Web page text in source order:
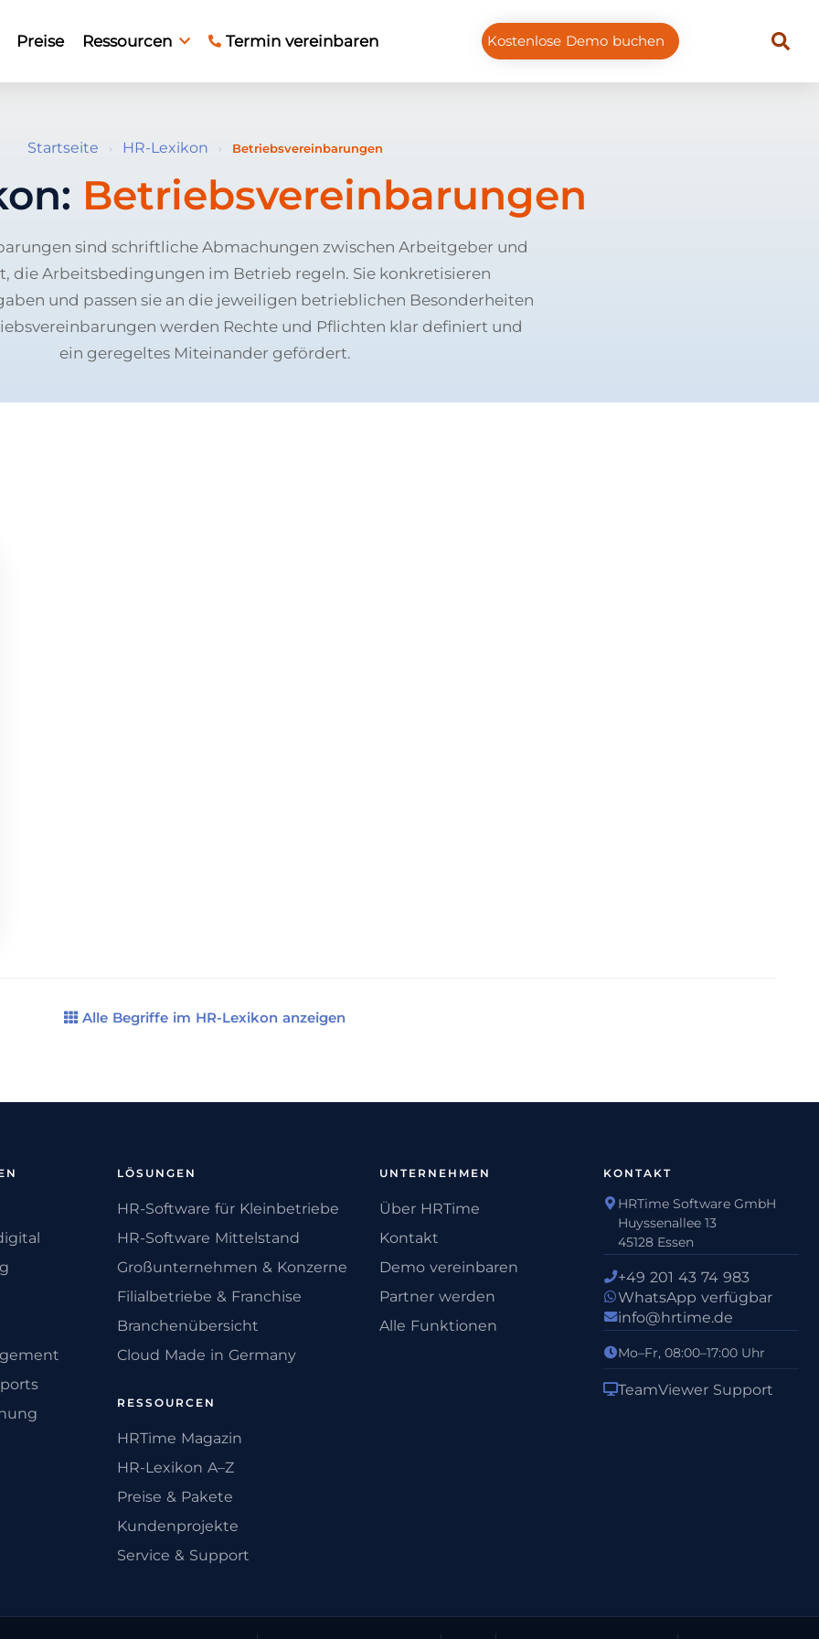
Preise Ressourcen Termin vereinbaren Kostenlose Demo buchen
Startseite › HR-Lexikon › Betriebsvereinbarungen
Betriebsvereinbarungen
sind schriftliche Abmachungen zwischen Arbeitgeber und
die Arbeitsbedingungen im Betrieb regeln. Sie konkretisieren
und passen sie an die jeweiligen betrieblichen Besonderheiten
werden Rechte und Pflichten klar definiert und
ein geregeltes Miteinander gefördert.
Alle Begriffe im HR-Lexikon anzeigen
LÖSUNGEN
HR-Software für Kleinbetriebe
HR-Software Mittelstand
Großunternehmen & Konzerne
Filialbetriebe & Franchise
Branchenübersicht
Cloud Made in Germany
RESSOURCEN
HRTime Magazin
HR-Lexikon A–Z
Preise & Pakete
Kundenprojekte
Service & Support
UNTERNEHMEN
Über HRTime
Kontakt
Demo vereinbaren
Partner werden
Alle Funktionen
KONTAKT
HRTime Software GmbH
Huyssenallee 13
45128 Essen
+49 201 43 74 983
WhatsApp verfügbar
info@hrtime.de
Mo–Fr, 08:00–17:00 Uhr
TeamViewer Support